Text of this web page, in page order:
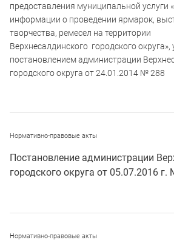
предоставления муниципальной услуги
информации о проведении ярмарок,
творчества, ремесел на территории
Верхнесалдинского городского
постановлением администрации
городского округа от 24.01.2014 № 288
Нормативно-правовые акты
Постановление администрации
городского округа от 05.07.2016 г.
Нормативно-правовые акты